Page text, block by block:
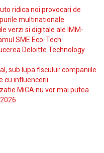
ridica noi provocari de
multinationale
verzi si digitale ale IMM-
SME Eco-Tech
Deloitte Technology
sub lupa fiscului: companiile
cu influencerii
MiCA nu vor mai putea